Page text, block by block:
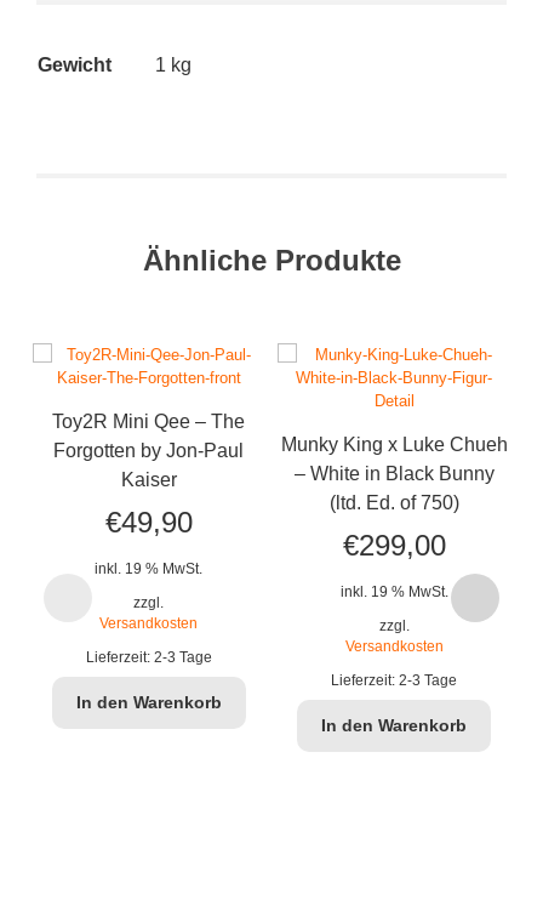
Gewicht 1 kg
Ähnliche Produkte
Toy2R Mini Qee – The
Forgotten by Jon-Paul
Kaiser
€49,90
inkl. 19 % MwSt.
zzgl.
Versandkosten
Lieferzeit: 2-3 Tage
In den Warenkorb
Munky King x Luke Chueh
– White in Black Bunny
(ltd. Ed. of 750)
€299,00
inkl. 19 % MwSt.
zzgl.
Versandkosten
Lieferzeit:2-3 Tage
In den Warenkorb